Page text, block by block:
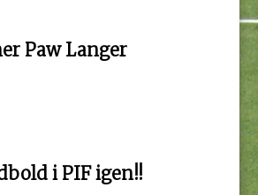
Paw Langer
i PIF igen!!